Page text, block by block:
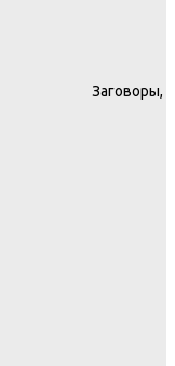
Заговоры,